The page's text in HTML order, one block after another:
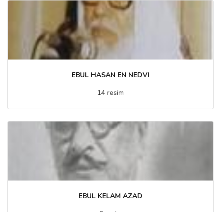
EBUL HASAN EN NEDVI
14 resim
EBUL KELAM AZAD